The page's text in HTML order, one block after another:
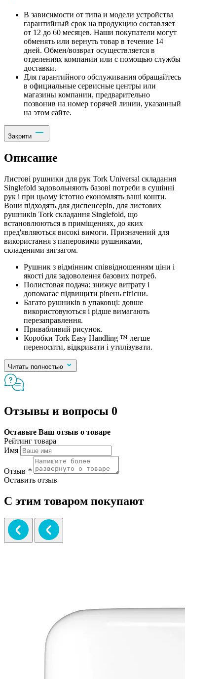
В зависимости от типа и модели устройства
гарантийный срок на продукцию составляет
от 12 до 60 месяцев. Наши покупатели могут
обменять или вернуть товар в течение 14
дней. Обмен/возврат осуществляется в
отделениях компании или с помощью службы
доставки.
Для гарантийного обслуживания обращайтесь
в официальные сервисные центры или
магазины компании, предварительно
позвонив на номер горячей линии, указанный
на этом сайте.
Закрити
Описание
Листові рушники для рук Tork Universal складання
Singlefold задовольняють базові потреби в сушінні
рук і при цьому істотно економлять ваші кошти.
Вони підходять для диспенсерів, для листових
рушників Tork складання Singlefold, що
встановлюються в приміщеннях, до яких
пред'являються високі вимоги. Призначений для
використання з паперовими рушниками,
складеними зигзагом.
Рушник з відмінним співвідношенням ціни і
якості для задоволення базових потреб.
Полистовая подача: знижує витрату і
допомагає підвищити рівень гігієни.
Багато рушників в упаковці: довше
використовуються і рідше вимагають
перезаправлення.
Привабливий рисунок.
Коробки Tork Easy Handling ™ легше
переносити, відкривати і утилізувати.
Читать полностью
Отзывы и вопросы 0
Оставьте Ваш отзыв о товаре
Рейтинг товара
Имя
Отзыв *
Оставить отзыв
С этим товаром покупают